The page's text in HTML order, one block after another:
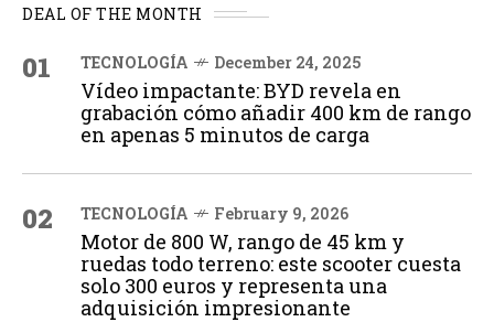
DEAL OF THE MONTH
01 TECNOLOGÍA December 24, 2025
Vídeo impactante: BYD revela en
grabación cómo añadir 400 km de rango
en apenas 5 minutos de carga
02 TECNOLOGÍA February 9, 2026
Motor de 800 W, rango de 45 km y
ruedas todo terreno: este scooter cuesta
solo 300 euros y representa una
adquisición impresionante